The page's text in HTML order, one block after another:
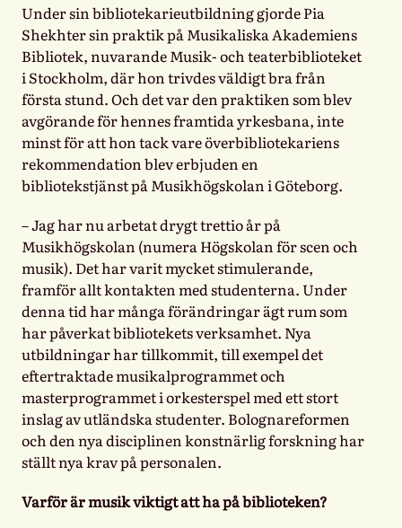
Under sin bibliotekarieutbildning gjorde Pia
Shekhter sin praktik på Musikaliska Akademiens
Bibliotek, nuvarande Musik- och teaterbiblioteket
i Stockholm, där hon trivdes väldigt bra från
första stund. Och det var den praktiken som blev
avgörande för hennes framtida yrkesbana, inte
minst för att hon tack vare överbibliotekariens
rekommendation blev erbjuden en
bibliotekstjänst på Musikhögskolan i Göteborg.
– Jag har nu arbetat drygt trettio år på
Musikhögskolan (numera Högskolan för scen och
musik). Det har varit mycket stimulerande,
framför allt kontakten med studenterna. Under
denna tid har många förändringar ägt rum som
har påverkat bibliotekets verksamhet. Nya
utbildningar har tillkommit, till exempel det
eftertraktade musikalprogrammet och
masterprogrammet i orkesterspel med ett stort
inslag av utländska studenter. Bolognareformen
och den nya disciplinen konstnärlig forskning har
ställt nya krav på personalen.
Varför är musik viktigt att ha på biblioteken?